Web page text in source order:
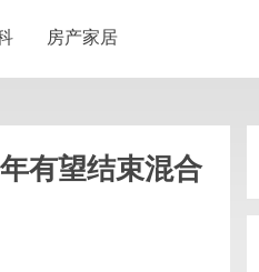
房产家居
有望结束混合